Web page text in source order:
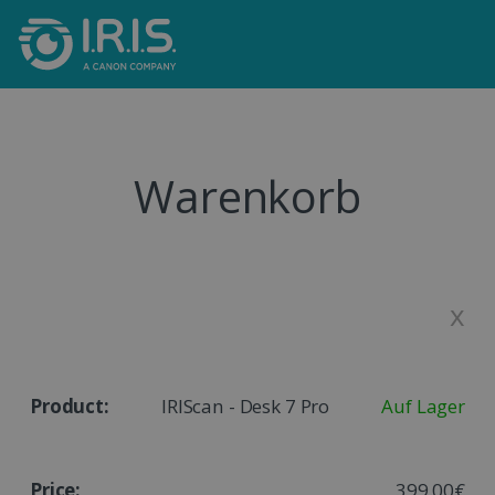
Warenkorb
x
IRIScan - Desk 7 Pro Auf Lager